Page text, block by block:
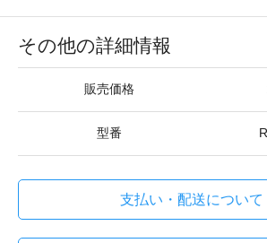
その他の詳細情報
販売価格
型番
支払い・配送について